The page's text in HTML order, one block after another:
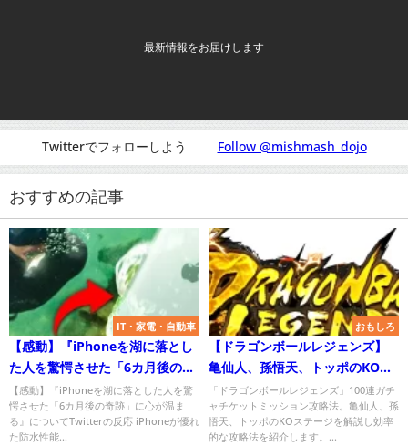
最新情報をお届けします
Twitterでフォローしよう Follow @mishmash_dojo
おすすめの記事
IT・家電・自動車
【感動】『iPhoneを湖に落とし
た人を驚愕させた「6カ月後の奇
跡」に心が温まる』について
Twitterの反応
【感動】『iPhoneを湖に落とした人を驚
愕させた「6カ月後の奇跡」に心が温ま
る』についてTwitterの反応 iPhoneが優れ
た防水性能...
おもしろ
【ドラゴンボールレジェンズ】
亀仙人、孫悟天、トッポのKOス
テージ紹介＜100連ガチャチケッ
トミッション攻略法 ＞
「ドラゴンボールレジェンズ」100連ガチ
ャチケットミッション攻略法。亀仙人、孫
悟天、トッポのKOステージを解説し効率
的な攻略法を紹介します。...